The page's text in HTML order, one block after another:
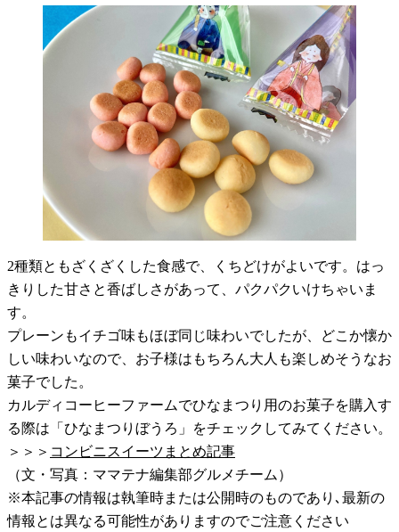
2種類ともざくざくした食感で、くちどけがよいです。はっ
きりした甘さと香ばしさがあって、パクパクいけちゃいま
す。
プレーンもイチゴ味もほぼ同じ味わいでしたが、どこか懐か
しい味わいなので、お子様はもちろん大人も楽しめそうなお
菓子でした。
カルディコーヒーファームでひなまつり用のお菓子を購入す
る際は「ひなまつりぼうろ」をチェックしてみてください。
＞＞＞ コンビニスイーツまとめ記事
（文・写真：ママテナ編集部グルメチーム）
※本記事の情報は執筆時または公開時のものであり､最新の
情報とは異なる可能性がありますのでご注意ください